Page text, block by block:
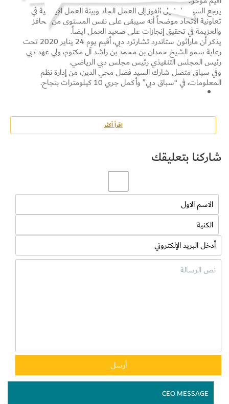
يرجع السيد مارشيل الفوز إلى العمل الجاد وبيئة العمل الإيجابية في
تعاونية الاتحاد موضحاً أنه سيبقى على نفس المستوى من الحافز
والعزيمة في تحقيق إنجازات على صعيد العمل ايضاً.
يذكر أن ماراثون ستاندرد تشارترد دبي، أقيم يوم 24 يناير 2020 تحت
رعاية سمو الشيخ حمدان بن محمد بن راشد آل مكتوم، ولي عهد دبي
رئيس المجلس التنفيذي رئيس مجلس دبي الرياضي.
وفي سياق متصل شارك السيد فضل محي الدين، من إدارة نظم
المعلومات، في “سباق دبي” وأكمل جري 10 كيلومترات بنجاح.
اقرأ أكثر
شاركنا بتعليقك
CEO MESSAGE